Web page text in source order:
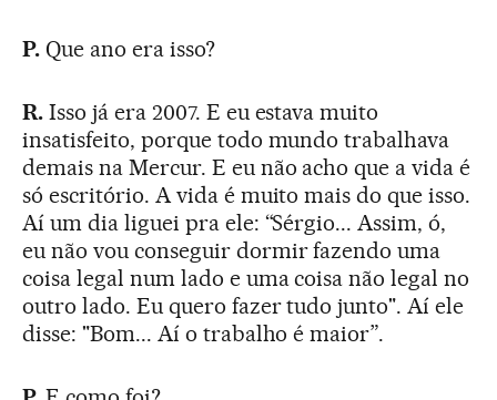
P.Que ano era isso?
R.Isso já era 2007. E eu estava muito
insatisfeito, porque todo mundo trabalhava
demais na Mercur. E eu não acho que a vida é
só escritório. A vida é muito mais do que isso.
Aí um dia liguei pra ele: “Sérgio... Assim, ó,
eu não vou conseguir dormir fazendo uma
coisa legal num lado e uma coisa não legal no
outro lado. Eu quero fazer tudo junto". Aí ele
disse: "Bom... Aí o trabalho é maior”.